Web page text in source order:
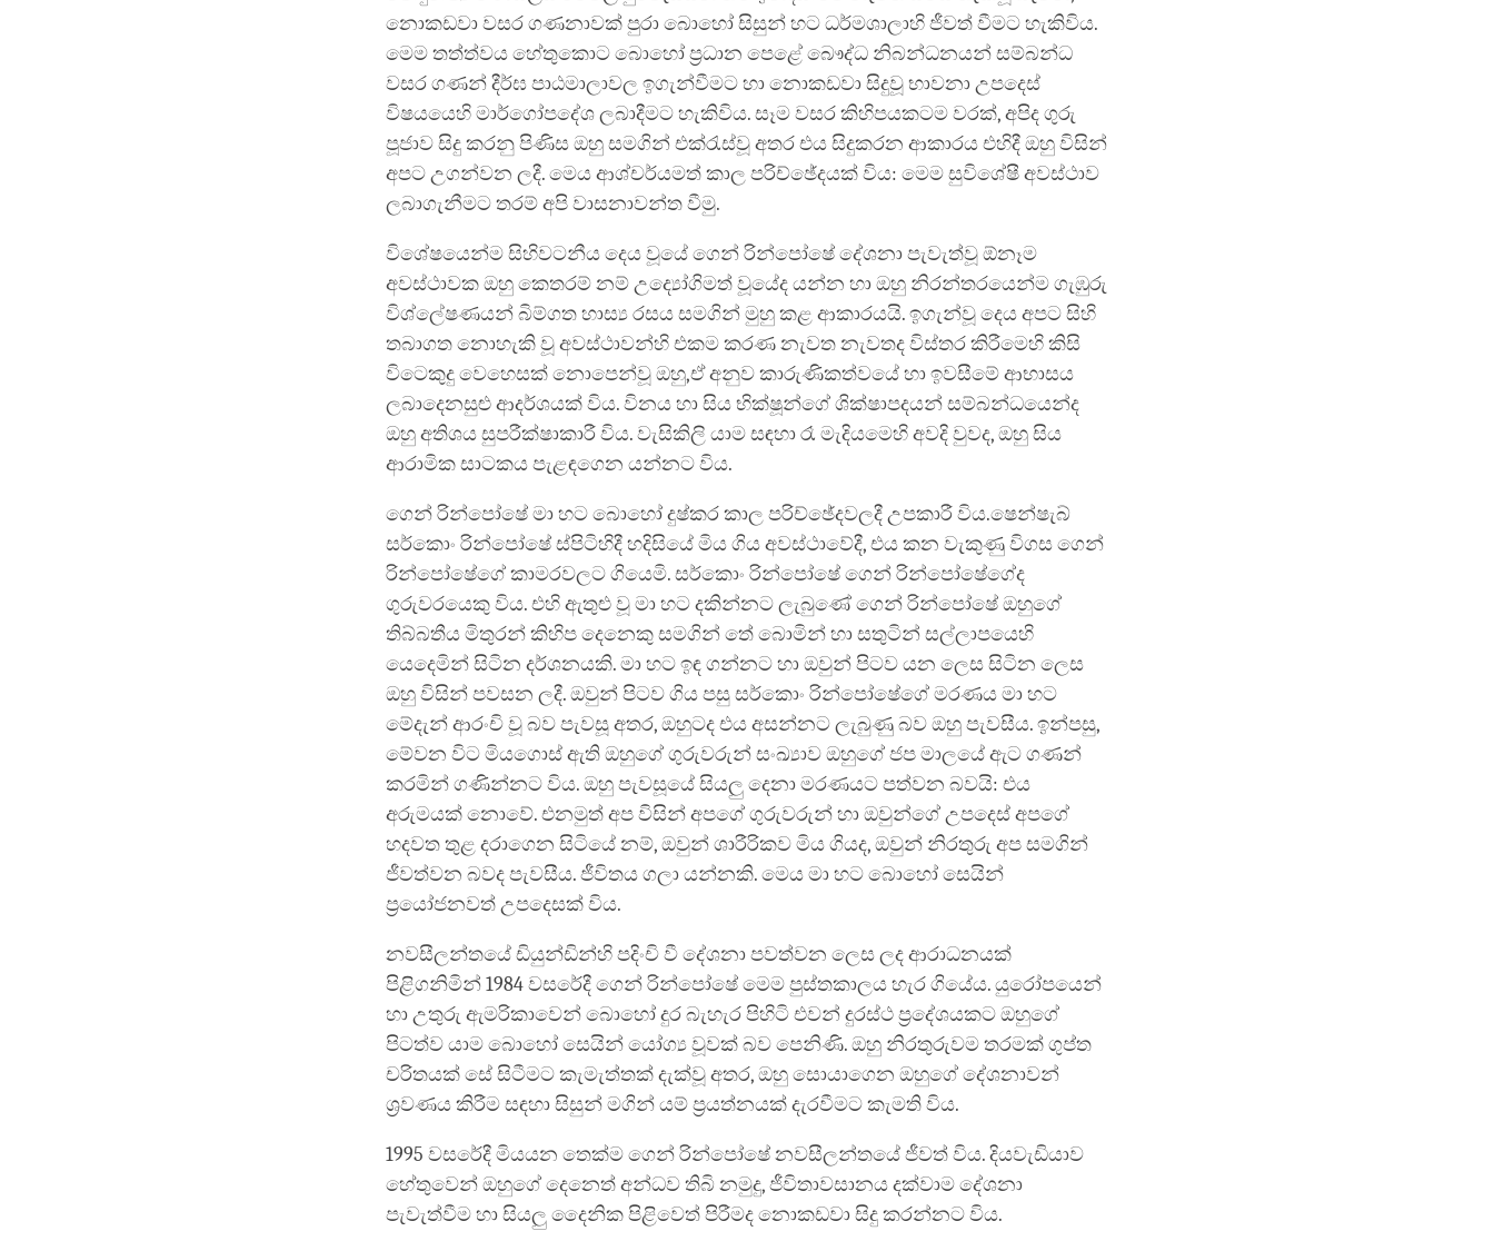
නොකඩවා වසර ගණනාවක් පුරා බොහෝ සිසුන් හට ධර්මශාලාහි ජීවත් වීමට හැකිවිය.
මෙම තත්ත්වය හේතුකොට බොහෝ ප්‍රධාන පෙළේ බෞද්ධ නිබන්ධනයන් සම්බන්ධ
වසර ගණන් දීර්ඝ පාඨමාලාවල ඉගැන්වීමට හා නොකඩවා සිදුවූ භාවනා උපදෙස්
විෂයයෙහි මාර්ගෝපදේශ ලබාදීමට හැකිවිය. සෑම වසර කිහිපයකටම වරක්, අපිද ගුරු
පූජාව සිදු කරනු පිණිස ඔහු සමගින් එක්රැස්වූ අතර එය සිදුකරන ආකාරය එහිදී ඔහු විසින්
අපට උගන්වන ලදී. මෙය ආශ්චර්යමත් කාල පරිච්ඡේදයක් විය: මෙම සුවිශේෂී අවස්ථාව
ලබාගැනීමට තරම් අපි වාසනාවන්ත වීමු.
විශේෂයෙන්ම සිහිවටනීය දෙය වූයේ ගෙන් රින්පෝෂේ දේශනා පැවැත්වූ ඕනෑම
අවස්ථාවක ඔහු කෙතරම් නම් උද්‍යෝගිමත් වූයේද යන්න හා ඔහු නිරන්තරයෙන්ම ගැඹුරු
විශ්ලේෂණයන් බිම්ගත හාස්‍ය රසය සමගින් මුහු කළ ආකාරයයි. ඉගැන්වූ දෙය අපට සිහි
තබාගත නොහැකි වූ අවස්ථාවන්හි එකම කරණ නැවත නැවතද විස්තර කිරීමෙහි කිසි
විටෙකුදු වෙහෙසක් නොපෙන්වූ ඔහු,ඒ අනුව කාරුණිකත්වයේ හා ඉවසීමේ ආභාසය
ලබාදෙනසුළු ආදර්ශයක් විය. විනය හා සිය භික්ෂූන්ගේ ශික්ෂාපදයන් සම්බන්ධයෙන්ද
ඔහු අතිශය සුපරීක්ෂාකාරී විය. වැසිකිලි යාම සඳහා රෑ මැදියමෙහි අවදි වුවද, ඔහු සිය
ආරාමික සාටකය පැළඳගෙන යන්නට විය.
ගෙන් රින්පෝෂේ මා හට බොහෝ දුෂ්කර කාල පරිච්ඡේදවලදී උපකාරී විය.ෂෙන්ෂැබ්
සර්කොං රින්පෝෂේ ස්පිටිහිදී හදිසි‍යේ මිය ගිය අවස්ථාවේදී, එය කන වැකුණු විගස ගෙන්
රින්පෝෂේගේ කාමරවලට ගියෙමි. සර්කොං රින්පෝෂේ ගෙන් රින්පෝෂේගේද
ගුරුවරයෙකු විය. එහි ඇතුළු වූ මා හට දකින්නට ලැබුණේ ගෙන් රින්පෝෂේ ඔහුගේ
තිබ්බතීය මිතුරන් කිහිප දෙනෙකු සමගින් තේ බොමින් හා සතුටින් සල්ලාපයෙහි
යෙදෙමින් සිටින දර්ශනයකි. මා හට ඉඳ ගන්නට හා ඔවුන් පිටව යන ලෙස සිටින ලෙස
ඔහු විසින් පවසන ලදී. ඔවුන් පිටව ගිය පසු සර්කොං රින්පෝෂේගේ මරණය මා හට
මේදැන් ආරංචි වූ බව පැවසූ අතර, ඔහුටද එය අසන්නට ලැබුණු බව ඔහු පැවසීය. ඉන්පසු,
මේවන විට මියගොස් ඇති ඔහුගේ ගුරුවරුන් සංඛ්‍යාව ඔහුගේ ජප මාලයේ ඇට ගණන්
කරමින් ගණින්නට විය. ඔහු පැවසූයේ සියලු දෙනා මරණයට පත්වන බවයි: එය
අරුමයක් නොවේ. එනමුත් අප විසින් අපගේ ගුරුවරුන් හා ඔවුන්ගේ උපදෙස් අපගේ
හදවත තුළ දරාගෙන සිටියේ නම්, ඔවුන් ශාරීරිකව මිය ගියද, ඔවුන් නිරතුරු අප සමගින්
ජීවත්වන බවද පැවසීය. ජීවිතය ගලා යන්නකි. මෙය මා හට බොහෝ සෙයින්
ප්‍රයෝජනවත් උපදෙසක් විය.
නවසීලන්තයේ ඩියුන්ඩින්හි පදිංචි වී දේශනා පවත්වන ලෙස ලද ආරාධනයක්
පිළිගනිමින් 1984 වසරේදී ගෙන් රින්පෝෂේ මෙම පුස්තකාලය හැර ගියේය. යුරෝපයෙන්
හා උතුරු ඇමරිකාවෙන් බොහෝ දුර බැහැර පිහිටි එවන් දුරස්ථ ප්‍රදේශයකට ඔහුගේ
පිටත්ව යාම බොහෝ සෙයින් යෝග්‍ය වූවක් බව පෙනිණි. ඔහු නිරතුරුවම තරමක් ගුප්ත
චරිතයක් සේ සිටීමට කැමැත්තක් දැක්වූ අතර, ඔහු සොයාගෙන ඔහුගේ දේශනාවන්
ශ්‍රවණය කිරීම සඳහා සිසුන් මගින් යම් ප්‍රයත්නයක් දැරවීමට කැමති විය.
1995 වසරේදී මියයන තෙක්ම ගෙන් රින්පෝෂේ නවසීලන්තයේ ජීවත් විය. දියවැඩියාව
හේතුවෙන් ඔහුගේ දෙනෙත් අන්ධව තිබි නමුදු, ජීවිතාවසානය දක්වාම දේශනා
පැවැත්වීම හා සියලු දෛනික පිළිවෙත් පිරීමද නොකඩවා සිදු කරන්නට විය.